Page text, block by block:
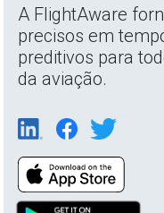
A FlightAware
precisos em
preditivos para
da aviação.